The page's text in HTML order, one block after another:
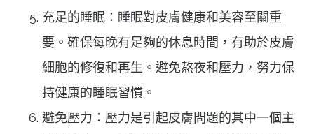
充足的睡眠：睡眠對皮膚健康和美容至關重
要。確保每晚有足夠的休息時間，有助於皮膚
細胞的修復和再生。避免熬夜和壓力，努力保
持健康的睡眠習慣。
避免壓力：壓力是引起皮膚問題的其中一個主